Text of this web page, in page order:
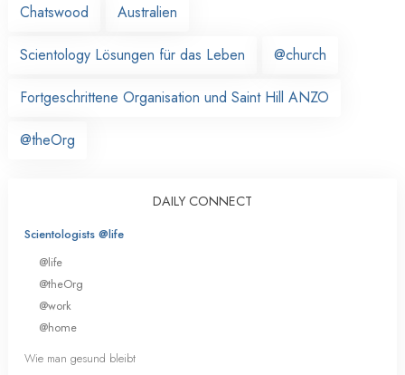
Chatswood
Australien
Scientology Lösungen für das Leben @church
Fortgeschrittene Organisation und Saint Hill ANZO
@theOrg
DAILY CONNECT
Scientologists @life
@life
@theOrg
@work
@home
Wie man gesund bleibt